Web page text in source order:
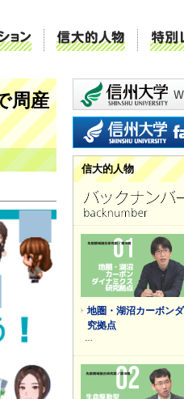
地域コミュニケーション信大的人物
周産
信大的人物
地圏・湖沼カーボン
究拠点